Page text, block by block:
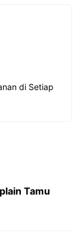
di Setiap
Tamu